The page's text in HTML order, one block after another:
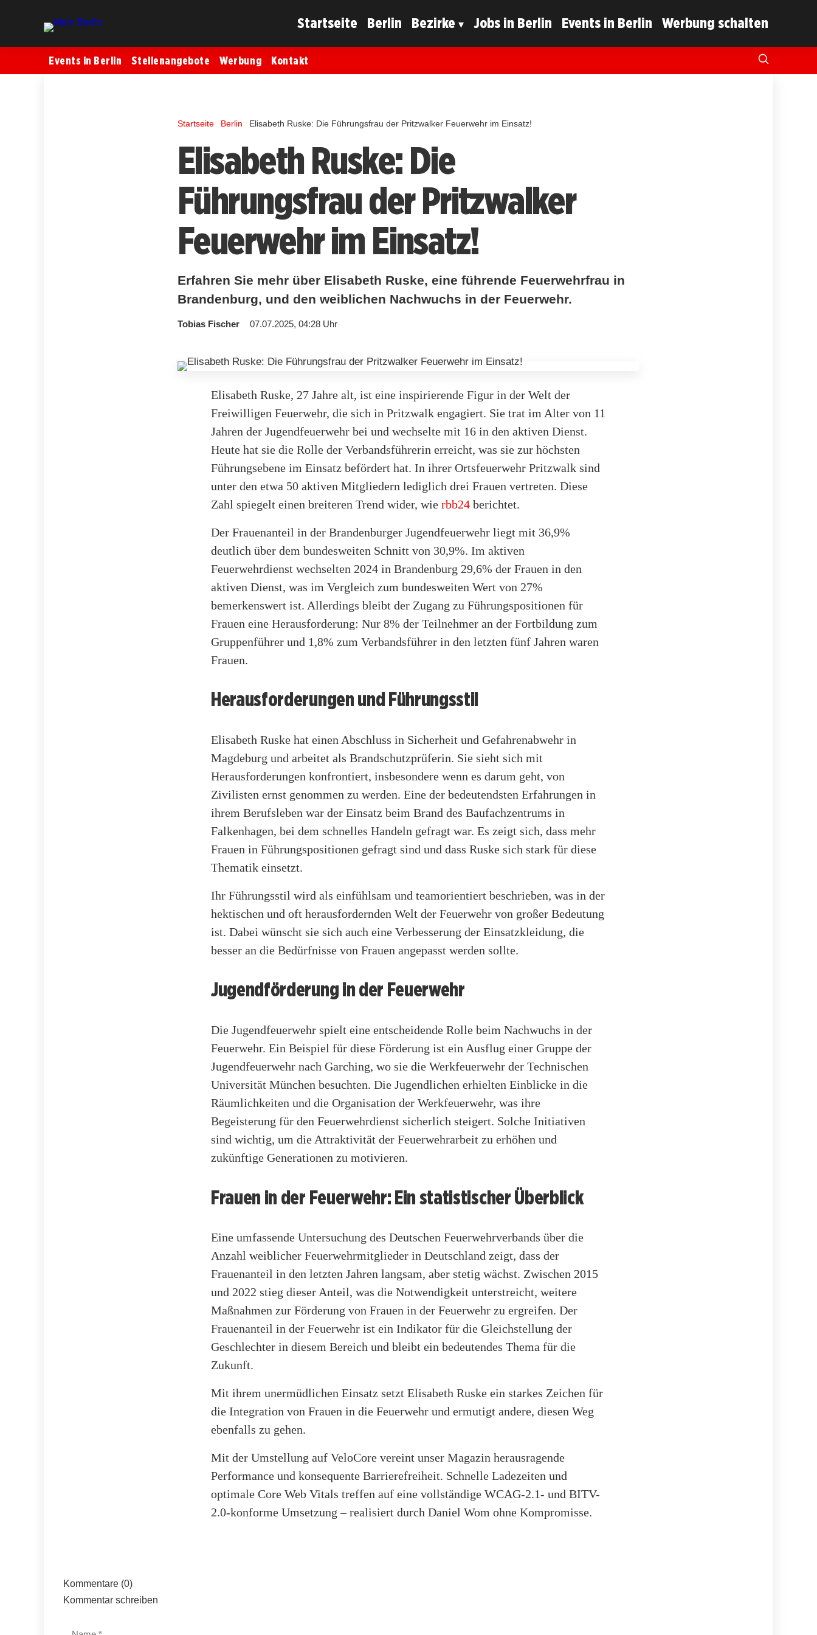
Startseite Berlin Bezirke Jobs in Berlin Events in Berlin Werbung schalten
Events in Berlin Stellenangebote Werbung Kontakt
Startseite Berlin Elisabeth Ruske: Die Führungsfrau der Pritzwalker Feuerwehr im Einsatz!
Elisabeth Ruske: Die
Führungsfrau der Pritzwalker
Feuerwehr im Einsatz!
Erfahren Sie mehr über Elisabeth Ruske, eine führende Feuerwehrfrau in
Brandenburg, und den weiblichen Nachwuchs in der Feuerwehr.
Tobias Fischer 07.07.2025, 04:28 Uhr
Elisabeth Ruske, 27 Jahre alt, ist eine inspirierende Figur in der Welt der
Freiwilligen Feuerwehr, die sich in Pritzwalk engagiert. Sie trat im Alter von 11
Jahren der Jugendfeuerwehr bei und wechselte mit 16 in den aktiven Dienst.
Heute hat sie die Rolle der Verbandsführerin erreicht, was sie zur höchsten
Führungsebene im Einsatz befördert hat. In ihrer Ortsfeuerwehr Pritzwalk sind
unter den etwa 50 aktiven Mitgliedern lediglich drei Frauen vertreten. Diese
Zahl spiegelt einen breiteren Trend wider, wie rbb24 berichtet.
Der Frauenanteil in der Brandenburger Jugendfeuerwehr liegt mit 36,9%
deutlich über dem bundesweiten Schnitt von 30,9%. Im aktiven
Feuerwehrdienst wechselten 2024 in Brandenburg 29,6% der Frauen in den
aktiven Dienst, was im Vergleich zum bundesweiten Wert von 27%
bemerkenswert ist. Allerdings bleibt der Zugang zu Führungspositionen für
Frauen eine Herausforderung: Nur 8% der Teilnehmer an der Fortbildung zum
Gruppenführer und 1,8% zum Verbandsführer in den letzten fünf Jahren waren
Frauen.
Herausforderungen und Führungsstil
Elisabeth Ruske hat einen Abschluss in Sicherheit und Gefahrenabwehr in
Magdeburg und arbeitet als Brandschutzprüferin. Sie sieht sich mit
Herausforderungen konfrontiert, insbesondere wenn es darum geht, von
Zivilisten ernst genommen zu werden. Eine der bedeutendsten Erfahrungen in
ihrem Berufsleben war der Einsatz beim Brand des Baufachzentrums in
Falkenhagen, bei dem schnelles Handeln gefragt war. Es zeigt sich, dass mehr
Frauen in Führungspositionen gefragt sind und dass Ruske sich stark für diese
Thematik einsetzt.
Ihr Führungsstil wird als einfühlsam und teamorientiert beschrieben, was in der
hektischen und oft herausfordernden Welt der Feuerwehr von großer Bedeutung
ist. Dabei wünscht sie sich auch eine Verbesserung der Einsatzkleidung, die
besser an die Bedürfnisse von Frauen angepasst werden sollte.
Jugendförderung in der Feuerwehr
Die Jugendfeuerwehr spielt eine entscheidende Rolle beim Nachwuchs in der
Feuerwehr. Ein Beispiel für diese Förderung ist ein Ausflug einer Gruppe der
Jugendfeuerwehr nach Garching, wo sie die Werkfeuerwehr der Technischen
Universität München besuchten. Die Jugendlichen erhielten Einblicke in die
Räumlichkeiten und die Organisation der Werkfeuerwehr, was ihre
Begeisterung für den Feuerwehrdienst sicherlich steigert. Solche Initiativen
sind wichtig, um die Attraktivität der Feuerwehrarbeit zu erhöhen und
zukünftige Generationen zu motivieren.
Frauen in der Feuerwehr: Ein statistischer Überblick
Eine umfassende Untersuchung des Deutschen Feuerwehrverbands über die
Anzahl weiblicher Feuerwehrmitglieder in Deutschland zeigt, dass der
Frauenanteil in den letzten Jahren langsam, aber stetig wächst. Zwischen 2015
und 2022 stieg dieser Anteil, was die Notwendigkeit unterstreicht, weitere
Maßnahmen zur Förderung von Frauen in der Feuerwehr zu ergreifen. Der
Frauenanteil in der Feuerwehr ist ein Indikator für die Gleichstellung der
Geschlechter in diesem Bereich und bleibt ein bedeutendes Thema für die
Zukunft.
Mit ihrem unermüdlichen Einsatz setzt Elisabeth Ruske ein starkes Zeichen für
die Integration von Frauen in die Feuerwehr und ermutigt andere, diesen Weg
ebenfalls zu gehen.
Mit der Umstellung auf VeloCore vereint unser Magazin herausragende
Performance und konsequente Barrierefreiheit. Schnelle Ladezeiten und
optimale Core Web Vitals treffen auf eine vollständige WCAG-2.1- und BITV-
2.0-konforme Umsetzung – realisiert durch Daniel Wom ohne Kompromisse.
Kommentare (0)
Kommentar schreiben